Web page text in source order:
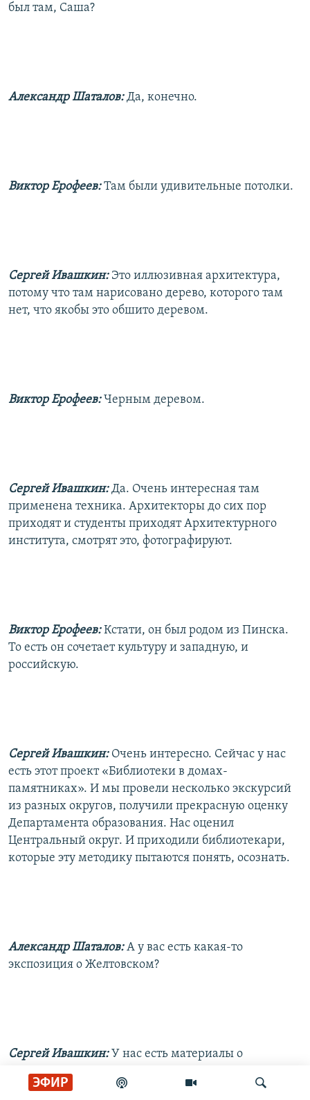
ЭФИР
был там, Саша?
Александр Шаталов: Да, конечно.
Виктор Ерофеев: Там были удивительные потолки.
Сергей Ивашкин: Это иллюзивная архитектура,
потому что там нарисовано дерево, которого там
нет, что якобы это обшито деревом.
Виктор Ерофеев: Черным деревом.
Сергей Ивашкин: Да. Очень интересная там
применена техника. Архитекторы до сих пор
приходят и студенты приходят Архитектурного
института, смотрят это, фотографируют.
Виктор Ерофеев: Кстати, он был родом из Пинска.
То есть он сочетает культуру и западную, и
российскую.
Сергей Ивашкин: Очень интересно. Сейчас у нас
есть этот проект «Библиотеки в домах-
памятниках». И мы провели несколько экскурсий
из разных округов, получили прекрасную оценку
Департамента образования. Нас оценил
Центральный округ. И приходили библиотекари,
которые эту методику пытаются понять, осознать.
Александр Шаталов: А у вас есть какая-то
экспозиция о Желтовском?
Сергей Ивашкин: У нас есть материалы о
Желтовском, но это не архивные материалы, это
уже опубликованные материалы.